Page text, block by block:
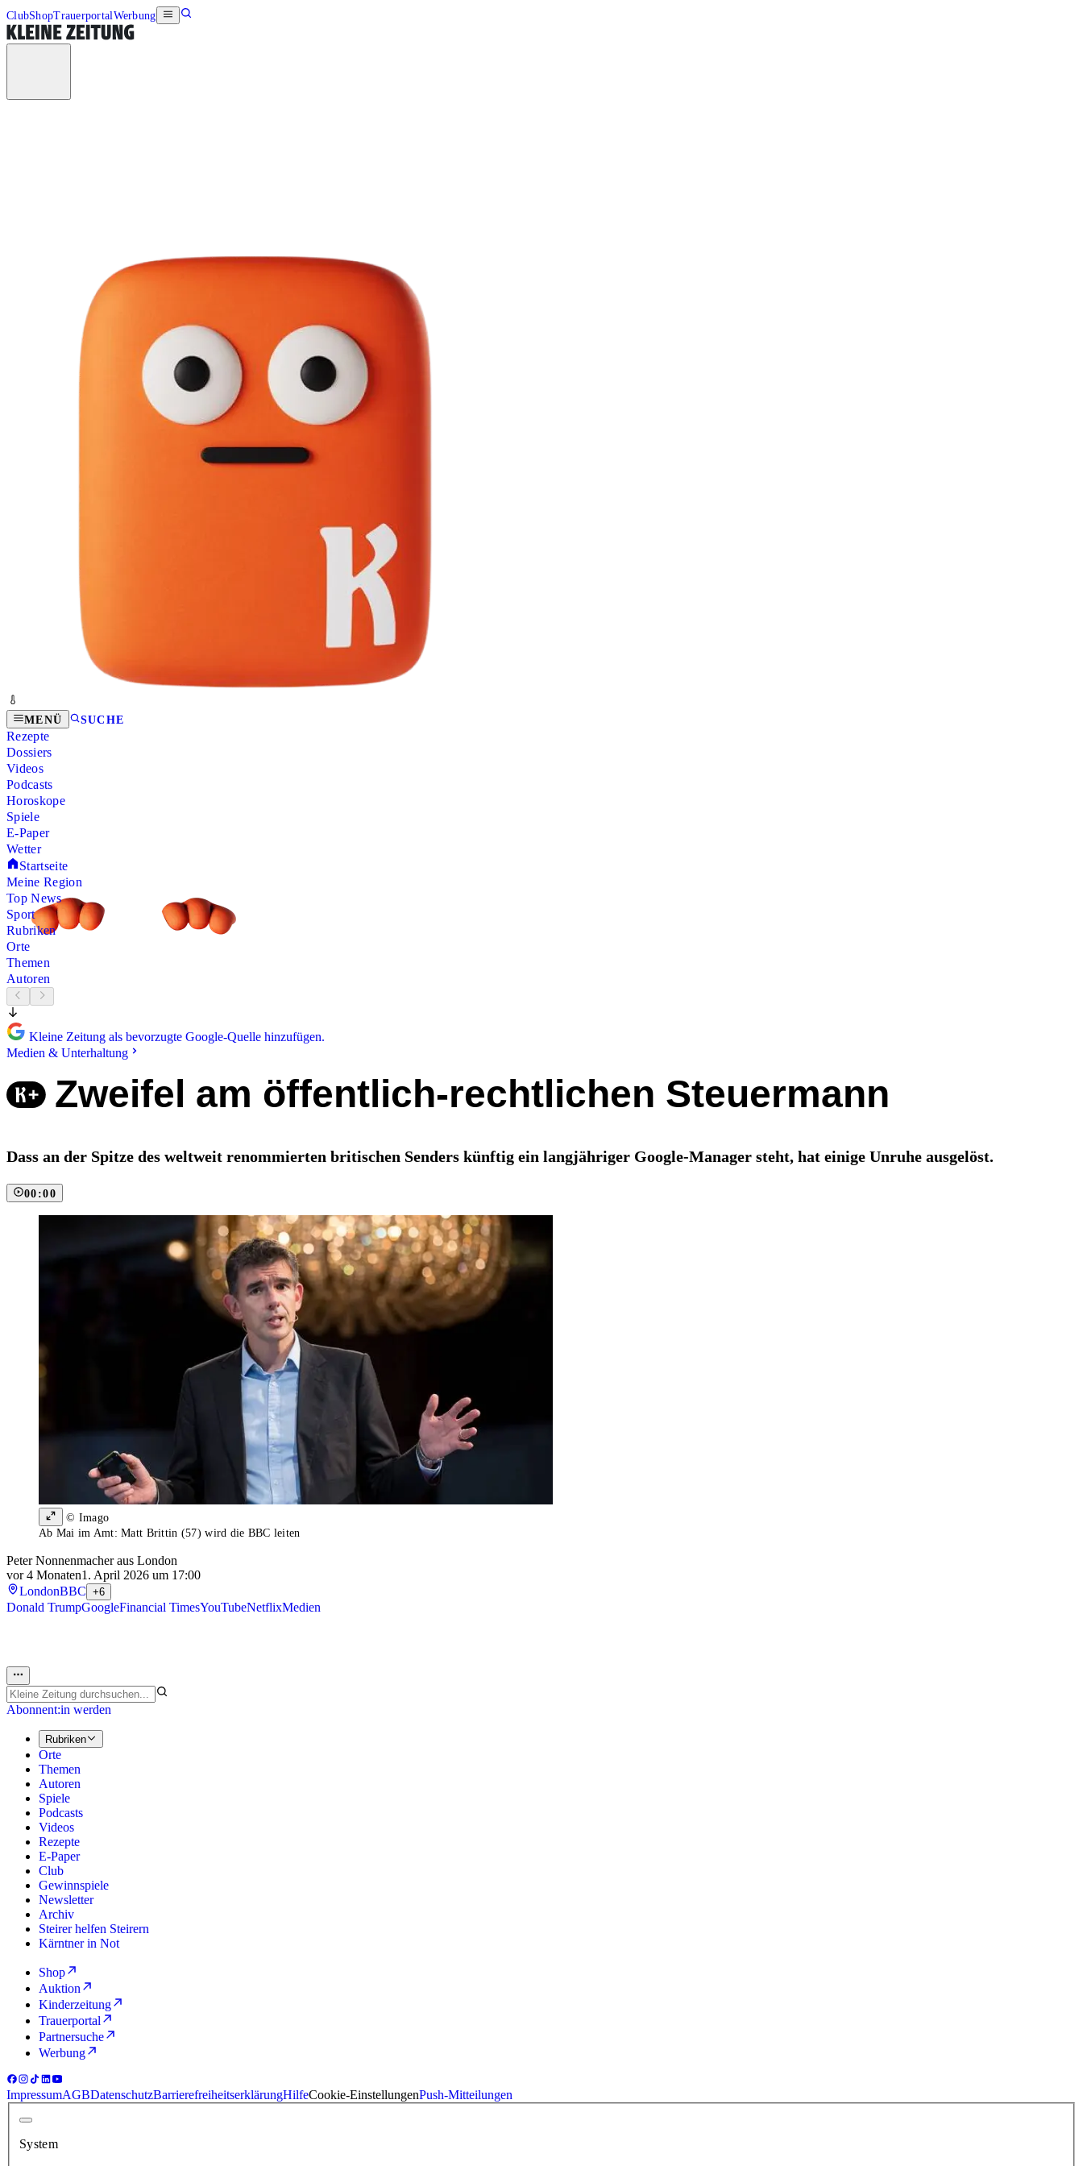
ClubShopTrauerportalWerbung
MENÜ SUCHE
Rezepte
Dossiers
Videos
Podcasts
Horoskope
Spiele
E-Paper
Wetter
Startseite
Meine Region
Top News
Sport
Rubriken
Orte
Themen
Autoren
Kleine Zeitung als bevorzugte Google-Quelle hinzufügen.
Medien & Unterhaltung
Zweifel am öffentlich-rechtlichen Steuermann
Dass an der Spitze des weltweit renommierten britischen Senders künftig ein langjähriger Google-Manager steht, hat einige Unruhe ausgelöst.
00:00
© Imago
Ab Mai im Amt: Matt Brittin (57) wird die BBC leiten
Peter Nonnenmacher aus London
vor 4 Monaten1. April 2026 um 17:00
LondonBBC +6
Donald TrumpGoogleFinancial TimesYouTubeNetflixMedien
Abonnent:in werden
Rubriken
Orte
Themen
Autoren
Spiele
Podcasts
Videos
Rezepte
E-Paper
Club
Gewinnspiele
Newsletter
Archiv
Steirer helfen Steirern
Kärntner in Not
Shop
Auktion
Kinderzeitung
Trauerportal
Partnersuche
Werbung
ImpressumAGBDatenschutzBarrierefreiheitserklärungHilfeCookie-EinstellungenPush-Mitteilungen
System